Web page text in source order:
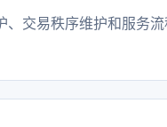
交易秩序维护和服务